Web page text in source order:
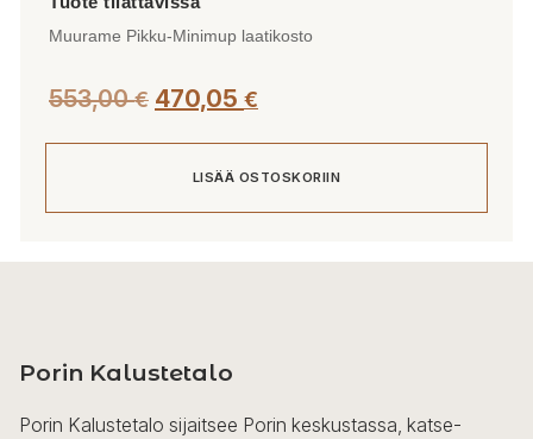
Muurame Pikku-Minimup laatikosto
553,00€ 470,05 €
LISÄÄ OSTOSKORIIN
Porin Kalustetalo
Porin Kalustetalo sijaitsee Porin keskustassa, katse-